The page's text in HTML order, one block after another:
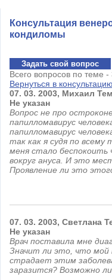
Консультация
кондиломы
Задать свой вопрос
Всего вопросов по теме -
Вернуться в консультацию
07. 03. 2003, Михаил
Не указан
Вопрос не про
папилломавирус
папилломавирус
так как я судя по
меня стало
вокруг ануса. И это
Проявление ли это
07. 03. 2003, Светлана
Не указан
Врач поставила мне
Значит ли это, что
страдает этим
заразится? Возможно ли